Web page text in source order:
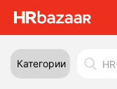
Категории